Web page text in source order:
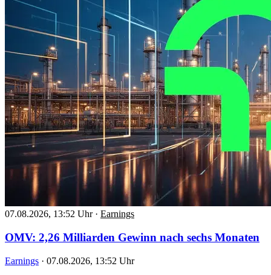
07.08.2026, 13:52 Uhr · Earnings
OMV: 2,26 Milliarden Gewinn nach sechs Monaten
Earnings · 07.08.2026, 13:52 Uhr